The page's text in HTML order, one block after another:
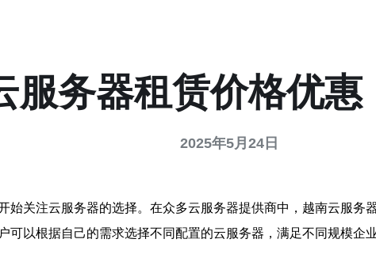
服务器租赁价格优惠
2025年5月24日
始关注云服务器的选择。在众多云服务器提供商中，越南云服务
可以根据自己的需求选择不同配置的云服务器，满足不同规模